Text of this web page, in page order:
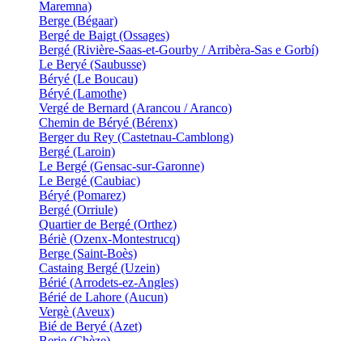
Maremna)
Berge (Bégaar)
Bergé de Baigt (Ossages)
Bergé (Rivière-Saas-et-Gourby / Arribèra-Sas e Gorbí)
Le Beryé (Saubusse)
Béryé (Le Boucau)
Béryé (Lamothe)
Vergé de Bernard (Arancou / Aranco)
Chemin de Béryé (Bérenx)
Berger du Rey (Castetnau-Camblong)
Bergé (Laroin)
Le Bergé (Gensac-sur-Garonne)
Le Bergé (Caubiac)
Béryé (Pomarez)
Bergé (Orriule)
Quartier de Bergé (Orthez)
Bériè (Ozenx-Montestrucq)
Berge (Saint-Boès)
Castaing Bergé (Uzein)
Bérié (Arrodets-ez-Angles)
Bérié de Lahore (Aucun)
Vergè (Aveux)
Bié de Beryé (Azet)